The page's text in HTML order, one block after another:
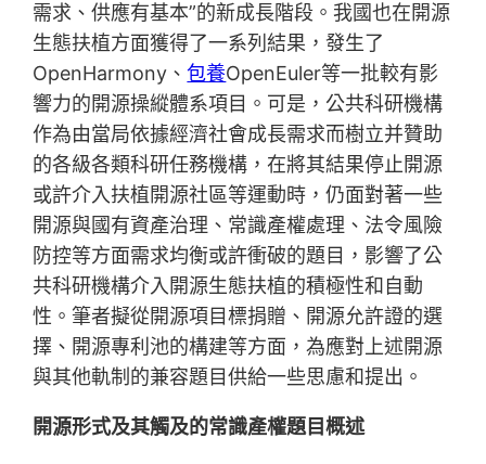
需求、供應有基本”的新成長階段。我國也在開源
生態扶植方面獲得了一系列結果，發生了
OpenHarmony、包養OpenEuler等一批較有影
響力的開源操縱體系項目。可是，公共科研機構
作為由當局依據經濟社會成長需求而樹立并贊助
的各級各類科研任務機構，在將其結果停止開源
或許介入扶植開源社區等運動時，仍面對著一些
開源與國有資產治理、常識產權處理、法令風險
防控等方面需求均衡或許衝破的題目，影響了公
共科研機構介入開源生態扶植的積極性和自動
性。筆者擬從開源項目標捐贈、開源允許證的選
擇、開源專利池的構建等方面，為應對上述開源
與其他軌制的兼容題目供給一些思慮和提出。
開源形式及其觸及的常識產權題目概述